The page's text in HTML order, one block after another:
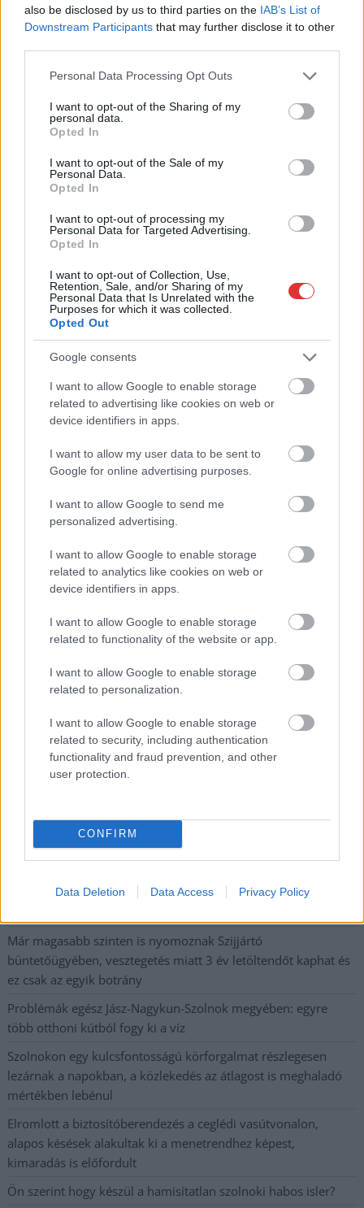
also be disclosed by us to third parties on the IAB’s List of
Downstream Participants that may further disclose it to other
Please note that this website/app uses one or more Google
not limited to your visit or usage behaviour. You may click to
grant or deny consent to Google and its third-party tags to
use your data for below specified purposes in below Google
consent section.
Personal Data Processing Opt Outs
I want to opt-out of the Sharing of my
personal data.
Opted In
I want to opt-out of the Sale of my
Personal Data.
Opted In
I want to opt-out of processing my
Personal Data for Targeted Advertising.
Opted In
I want to opt-out of Collection, Use,
Retention, Sale, and/or Sharing of my
Personal Data that Is Unrelated with the
Purposes for which it was collected.
Opted Out
Google consents
I want to allow Google to enable storage
related to advertising like cookies on web or
device identifiers in apps.
I want to allow my user data to be sent to
Google for online advertising purposes.
I want to allow Google to send me
personalized advertising.
I want to allow Google to enable storage
related to analytics like cookies on web or
device identifiers in apps.
I want to allow Google to enable storage
related to functionality of the website or app.
I want to allow Google to enable storage
related to personalization.
I want to allow Google to enable storage
related to security, including authentication
functionality and fraud prevention, and other
user protection.
CONFIRM
Data Deletion Data Access Privacy Policy
Hírlevél feliratkozás
Adja
meg e-mail címét:
Megismertem és elfogadom a
legfrissebb információkkal és exkluzív tartalmakkal hétről hétre
postaládájába érkezik!
A SZOL24 legfrissebb 24 cikke
Baka András egy hónapja még a Tiszától független államfőről
beszélt – most elfogadta Magyar Péterék felkérését
Drágább lett Magyarország, de vajon jobb is? – kemény kritika
a hazai turizmusról
A Tisza Párt Dr. Baka Andrást jelöli köztársasági elnöknek
Óriási, több mint két méteres harcsát fogott a Tiszán a 13 éves
fennakadásokra és pótlóbuszos közlekedésre számítsunk az
egyik Jász-Nagykun-Szolnok megyei vasútvonalon
Visszaszámlálás indul: -1, 0, Sziget!
Magyarország jobban látszik közelről – heti médiaszemle a
Már magasabb szinten is nyomoznak Szijjártó
büntetőügyében, vesztegetés miatt 3 év letöltendőt kaphat és
ez csak az egyik botrány
Problémák egész Jász-Nagykun-Szolnok megyében: egyre
több otthoni kútból fogy ki a víz
Szolnokon egy kulcsfontosságú körforgalmat részlegesen
lezárnak a napokban, a közlekedés az átlagost is meghaladó
mértékben lebénul
Elromlott a biztosítóberendezés a ceglédi vasútvonalon,
alapos késések alakultak ki a menetrendhez képest,
kimaradás is előfordult
Ön szerint hogy készül a hamisítatlan szolnoki habos isler?